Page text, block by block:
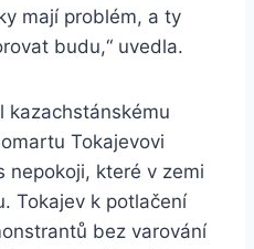
mají problém, a ty
budu,“ uvedla.
kazachstánskému
Tokajevovi
nepokoji, které v zemi
Tokajev k potlačení
bez varování